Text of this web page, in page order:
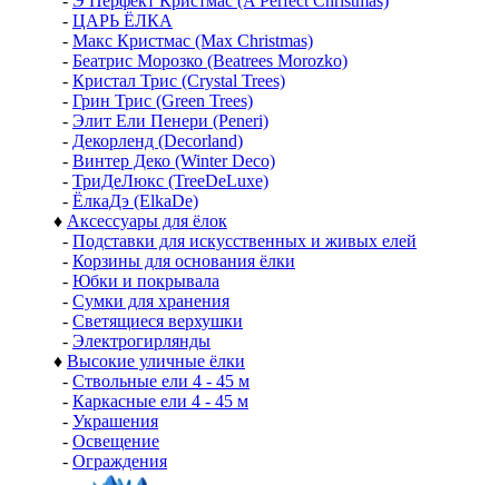
- ЦАРЬ ЁЛКА
- Макс Кристмас (Max Christmas)
- Беатрис Морозко (Beatrees Morozko)
- Кристал Трис (Crystal Trees)
- Грин Трис (Green Trees)
- Элит Ели Пенери (Peneri)
- Декорленд (Decorland)
- Винтер Деко (Winter Deco)
- ТриДеЛюкс (TreeDeLuxe)
- ЁлкаДэ (ElkaDe)
♦ Аксессуары для ёлок
- Подставки для искусственных и живых елей
- Корзины для основания ёлки
- Юбки и покрывала
- Сумки для хранения
- Светящиеся верхушки
- Электрогирлянды
♦ Высокие уличные ёлки
- Ствольные ели 4 - 45 м
- Каркасные ели 4 - 45 м
- Украшения
- Освещение
- Ограждения